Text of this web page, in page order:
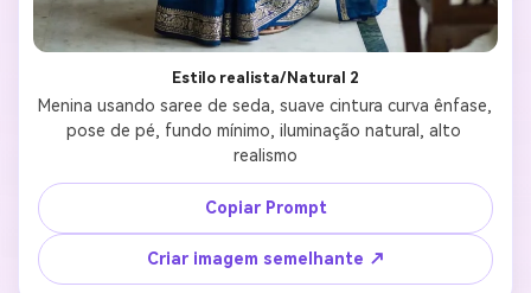
Estilo realista/Natural 2
Menina usando saree de seda, suave cintura curva ênfase,
pose de pé, fundo mínimo, iluminação natural, alto
realismo
Copiar Prompt
Criar imagem semelhante ↗